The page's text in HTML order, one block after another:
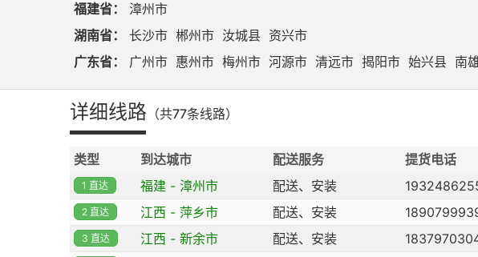
福建省：
漳州市
湖南省：
长沙市 郴州市 汝城县 资兴市
广东省：
广州市 惠州市 梅州市 河源市 清远市 揭阳市 始兴县 南
详细线路 （共77条线路）
类型 到达城市 配送服务 提货电话
1 直达 福建 - 漳州市 配送、安装
2 直达 江西 - 萍乡市 配送、安装
3 直达 江西 - 新余市 配送、安装